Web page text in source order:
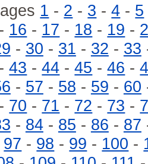
1 - 2 - 3 -4 - 5
- 16 - 17 - 18 - 19 -
- 30 - 31 - 32 - 33
-43 -44 -45 -46 -
- 57 - 58 - 59 - 60
- 70 - 71 - 72 - 73 -
- 84- 85 - 86 - 87
97 - 98 - 99 - 100 -